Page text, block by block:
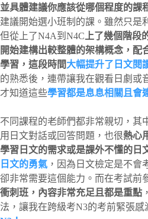
並具體建議你應該從哪個程度的課
建議開始選小班制的課。雖然只是
但從上了N4A到N4C 上了幾個階段
開始建構出較整體的架構概念，配
學習，這段時間大幅提升了日文閱
的熟悉後，連帶讓我在觀看日劇或
才知道這些學習都是息息相關且會
不同課程的老師們都非常親切，其
用日文對話或回答問題，也很熱心
學習日文的需求或是課外不懂的日
日文的勇氣 ，因為日文檢定是不會
卻非常需要這個能力。而在考試前
衝刺班，內容非常充足且都是重點
法，讓我在跨級考N3的考前緊張感